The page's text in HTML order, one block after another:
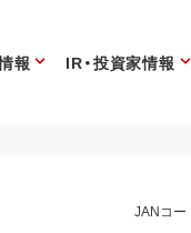
報 IR・投資家情報
JANコー